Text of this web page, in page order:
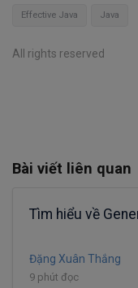
Effective Java Java
All rights reserved
Bài viết liên quan
Tìm hiểu về
Đặng Xuân Thắng
9 phút đọc